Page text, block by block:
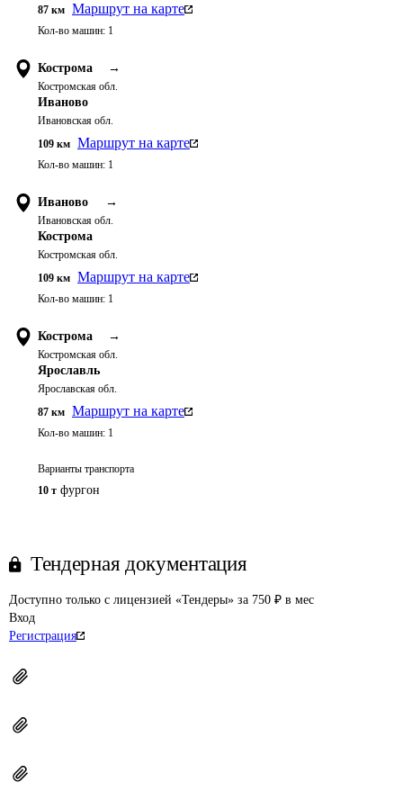
87 км Маршрут на карте
Кол-во машин: 1
Кострома →
Костромская обл.
Иваново
Ивановская обл.
109 км Маршрут на карте
Кол-во машин: 1
Иваново →
Ивановская обл.
Кострома
Костромская обл.
109 км Маршрут на карте
Кол-во машин: 1
Кострома →
Костромская обл.
Ярославль
Ярославская обл.
87 км Маршрут на карте
Кол-во машин: 1
Варианты транспорта
10 т фургон
Тендерная документация
Доступно только с лицензией «Тендеры» за 750 ₽ в мес
Вход
Регистрация